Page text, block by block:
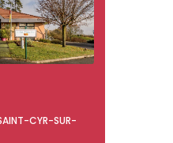
CYR-SUR-